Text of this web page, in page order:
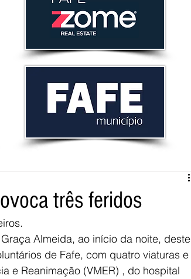
três feridos
Almeida, ao início da noite, deste
de Fafe, com quatro viaturas e
e Reanimação (VMER) , do hospital